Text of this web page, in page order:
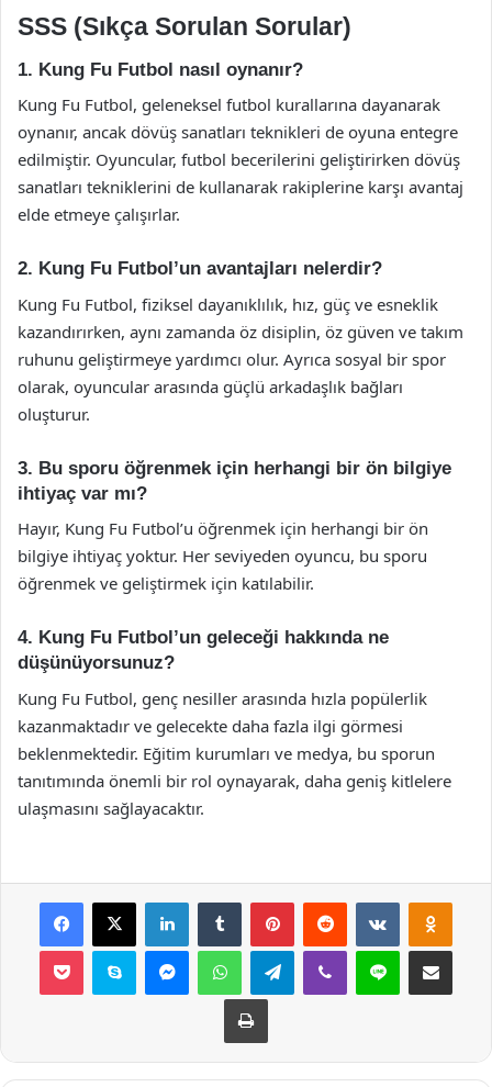
SSS (Sıkça Sorulan Sorular)
1. Kung Fu Futbol nasıl oynanır?
Kung Fu Futbol, geleneksel futbol kurallarına dayanarak
oynanır, ancak dövüş sanatları teknikleri de oyuna entegre
edilmiştir. Oyuncular, futbol becerilerini geliştirirken dövüş
sanatları tekniklerini de kullanarak rakiplerine karşı avantaj
elde etmeye çalışırlar.
2. Kung Fu Futbol’un avantajları nelerdir?
Kung Fu Futbol, fiziksel dayanıklılık, hız, güç ve esneklik
kazandırırken, aynı zamanda öz disiplin, öz güven ve takım
ruhunu geliştirmeye yardımcı olur. Ayrıca sosyal bir spor
olarak, oyuncular arasında güçlü arkadaşlık bağları
oluşturur.
3. Bu sporu öğrenmek için herhangi bir ön bilgiye
ihtiyaç var mı?
Hayır, Kung Fu Futbol’u öğrenmek için herhangi bir ön
bilgiye ihtiyaç yoktur. Her seviyeden oyuncu, bu sporu
öğrenmek ve geliştirmek için katılabilir.
4. Kung Fu Futbol’un geleceği hakkında ne
düşünüyorsunuz?
Kung Fu Futbol, genç nesiller arasında hızla popülerlik
kazanmaktadır ve gelecekte daha fazla ilgi görmesi
beklenmektedir. Eğitim kurumları ve medya, bu sporun
tanıtımında önemli bir rol oynayarak, daha geniş kitlelere
ulaşmasını sağlayacaktır.
Facebook
X LinkedInTumblr PinterestReddit VKontakte
Pocket Skype MessengerWhatsAppTelegramViber Line E-Posta ile
Yazdır